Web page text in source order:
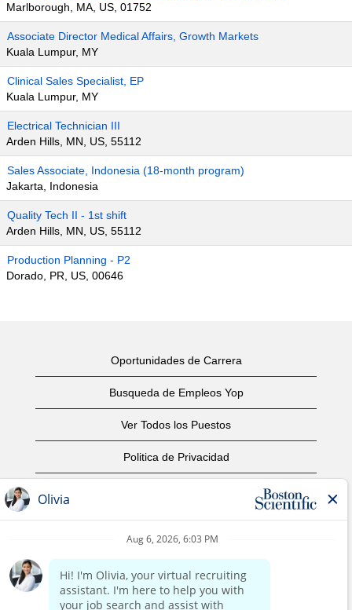
Marlborough, MA, US, 01752
Associate Director Medical Affairs, Growth Markets
Kuala Lumpur, MY
Clinical Sales Specialist, EP
Kuala Lumpur, MY
Electrical Technician III
Arden Hills, MN, US, 55112
Sales Associate, Indonesia (18-month program)
Jakarta, Indonesia
Quality Tech II - 1st shift
Arden Hills, MN, US, 55112
Production Planning - P2
Dorado, PR, US, 00646
Oportunidades de Carrera
Busqueda de Empleos Yop
Ver Todos los Puestos
Politica de Privacidad
Aviso de Derechos de Autor
Oficinas Centrales